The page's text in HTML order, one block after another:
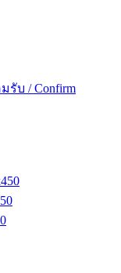
รับ / Confirm